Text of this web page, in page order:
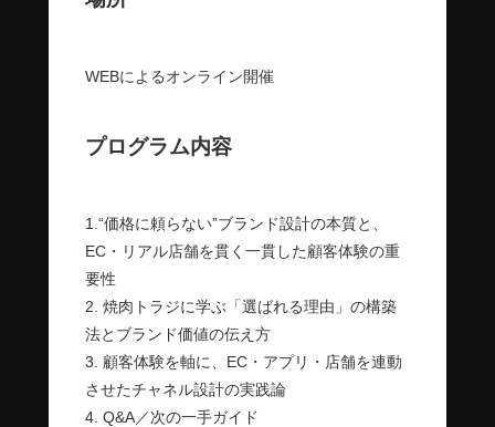
WEBによるオンライン開催
プログラム内容
1.“価格に頼らない”ブランド設計の本質と、
EC・リアル店舗を貫く一貫した顧客体験の重
要性
2. 焼肉トラジに学ぶ「選ばれる理由」の構築
法とブランド価値の伝え方
3. 顧客体験を軸に、EC・アプリ・店舗を連動
させたチャネル設計の実践論
4. Q&A／次の一手ガイド